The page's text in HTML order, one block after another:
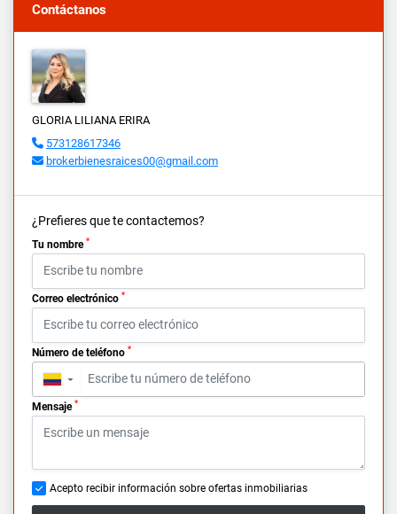
Contáctanos
GLORIA LILIANA ERIRA
573128617346
brokerbienesraices00@gmail.com
¿Prefieres que te contactemos?
Tu nombre *
Correo electrónico *
Número de teléfono *
▼
Mensaje *
Acepto recibir información sobre ofertas inmobiliarias